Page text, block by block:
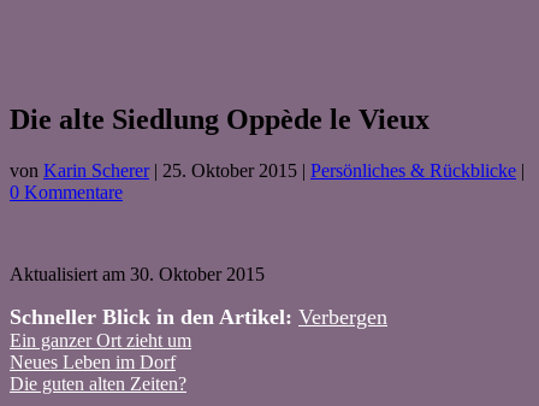
Die alte Siedlung Oppède le Vieux
von Karin Scherer| 25. Oktober 2015 | Persönliches & Rückblicke |
0 Kommentare
Aktualisiert am 30. Oktober 2015
Schneller Blick in den Artikel: Verbergen
Ein ganzer Ort zieht um
Neues Leben im Dorf
Die guten alten Zeiten?